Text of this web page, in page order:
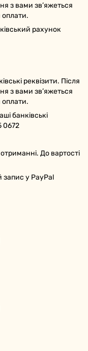
з вами зв’яжеться
оплати.
рахунок
реквізити. Після
з вами зв’яжеться
оплати.
банківські
0672
До вартості
запис у PayPal